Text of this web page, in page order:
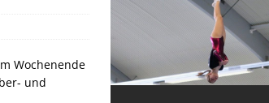
Wochenende
und